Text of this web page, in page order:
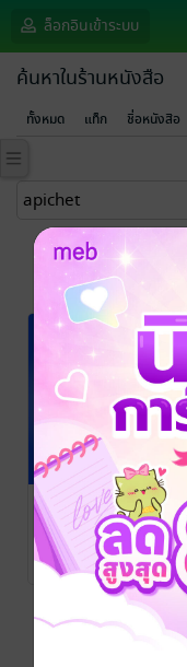
ล็อกอินเข้าระบบ
ค้นหาในร้านหนังสือ
ทั้งหมด แท็ก ชื่อหนังสือ
มีสมอง ไม่อด
ตาย "หาเงิน
ออนไลน์"
apichet
/ Apichet
การตลาดและการ
บัญชี
No Rating